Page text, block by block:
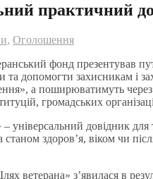
практичний
, Оголошення
фонд презентував
та допомогти захисникам і
а поширюватимуть через
громадських
– універсальний довідник для
станом здоров’я, віком чи
ветерана» зʼявилася в